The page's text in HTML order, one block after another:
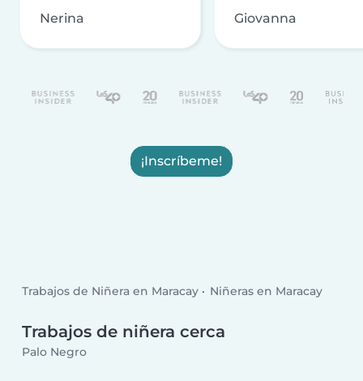
Nerina Giovanna
¡Inscríbeme!
Trabajos de Niñera en Maracay Niñeras en Maracay
Trabajos de niñera cerca
Palo Negro